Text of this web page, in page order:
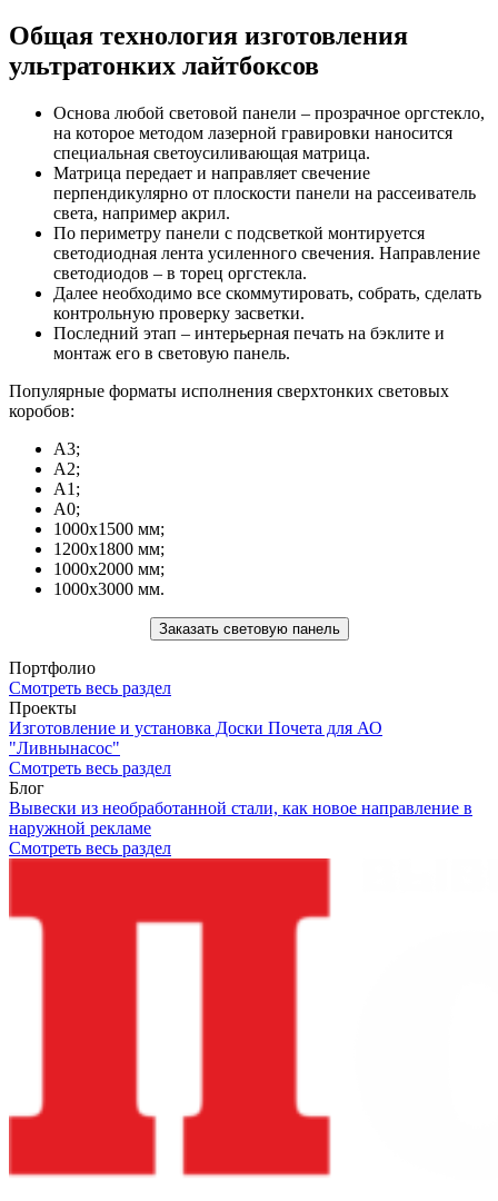
Общая технология изготовления
ультратонких лайтбоксов
Основа любой световой панели – прозрачное оргстекло,
на которое методом лазерной гравировки наносится
специальная светоусиливающая матрица.
Матрица передает и направляет свечение
перпендикулярно от плоскости панели на рассеиватель
света, например акрил.
По периметру панели с подсветкой монтируется
светодиодная лента усиленного свечения. Направление
светодиодов – в торец оргстекла.
Далее необходимо все скоммутировать, собрать, сделать
контрольную проверку засветки.
Последний этап – интерьерная печать на бэклите и
монтаж его в световую панель.
Популярные форматы исполнения сверхтонких световых
коробов:
А3;
А2;
А1;
А0;
1000х1500 мм;
1200х1800 мм;
1000х2000 мм;
1000х3000 мм.
Заказать световую панель
Портфолио
Смотреть весь раздел
Проекты
Изготовление и установка Доски Почета для АО
"Ливнынасос"
Смотреть весь раздел
Блог
Вывески из необработанной стали, как новое направление в
наружной рекламе
Смотреть весь раздел